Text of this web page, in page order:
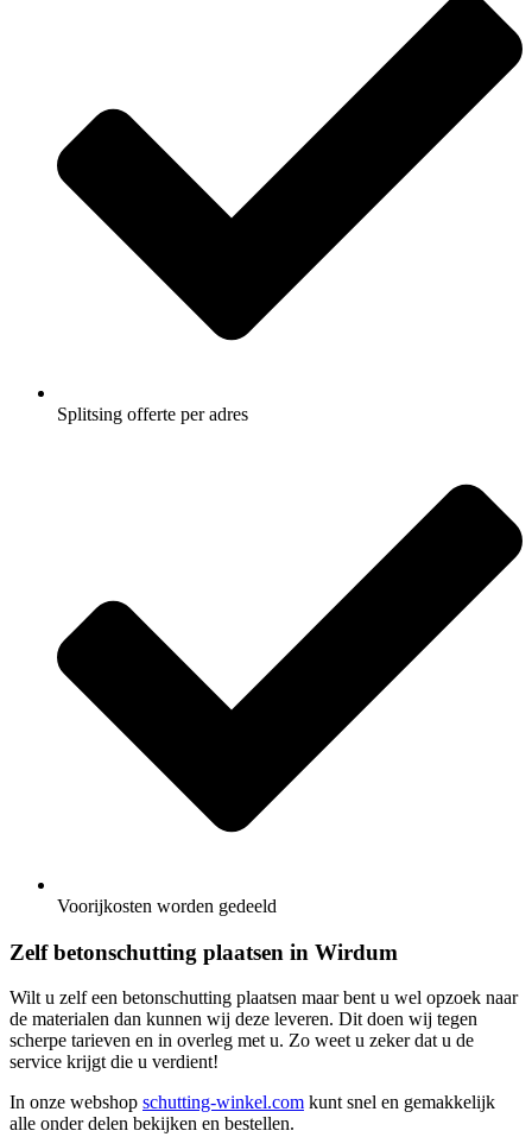
Splitsing offerte per adres
Voorijkosten worden gedeeld
Zelf betonschutting plaatsen in Wirdum
Wilt u zelf een betonschutting plaatsen maar bent u wel opzoek naar
de materialen dan kunnen wij deze leveren. Dit doen wij tegen
scherpe tarieven en in overleg met u. Zo weet u zeker dat u de
service krijgt die u verdient!
In onze webshop schutting-winkel.com kunt snel en gemakkelijk
alle onder delen bekijken en bestellen.